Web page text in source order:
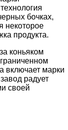
бочках,
некоторое
продукта.
коньяком
включает марки
радует
своей